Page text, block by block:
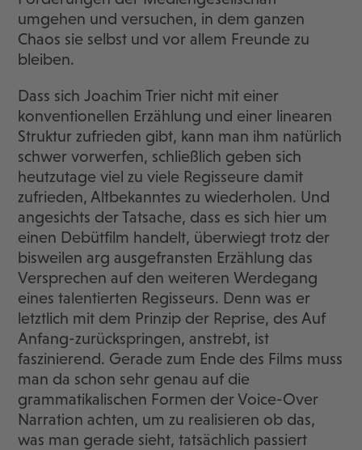
umgehen und versuchen, in dem ganzen
Chaos sie selbst und vor allem Freunde zu
bleiben.
Dass sich Joachim Trier nicht mit einer
konventionellen Erzählung und einer linearen
Struktur zufrieden gibt, kann man ihm natürlich
schwer vorwerfen, schließlich geben sich
heutzutage viel zu viele Regisseure damit
zufrieden, Altbekanntes zu wiederholen. Und
angesichts der Tatsache, dass es sich hier um
einen Debütfilm handelt, überwiegt trotz der
bisweilen arg ausgefransten Erzählung das
Versprechen auf den weiteren Werdegang
eines talentierten Regisseurs. Denn was er
letztlich mit dem Prinzip der Reprise, des Auf
Anfang-zurückspringen, anstrebt, ist
faszinierend. Gerade zum Ende des Films muss
man da schon sehr genau auf die
grammatikalischen Formen der Voice-Over
Narration achten, um zu realisieren ob das,
was man gerade sieht, tatsächlich passiert